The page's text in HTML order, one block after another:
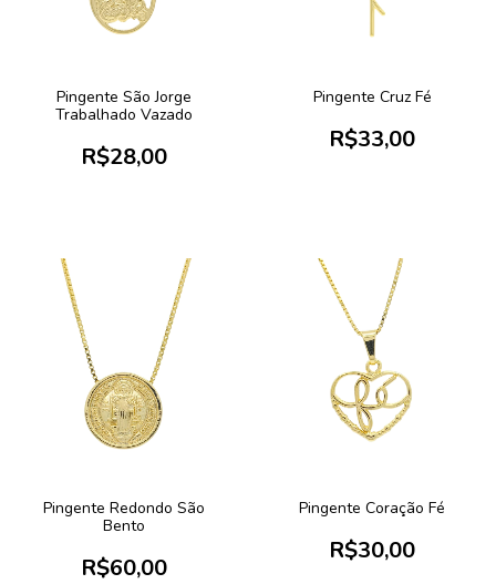
Pingente São Jorge
Trabalhado Vazado
R$28,00
Pingente Cruz Fé
R$33,00
Pingente Redondo São
Bento
R$60,00
Pingente Coração Fé
R$30,00